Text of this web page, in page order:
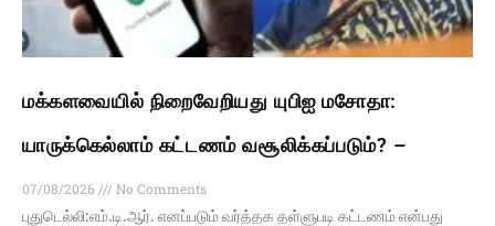
மக்களவையில் நிறைவேறியது யுபிஐ மசோதா:
யாருக்கெல்லாம் கட்டணம் வசூலிக்கப்படும்? –
07/08/2026
No Comments
புதுடெல்லி:எம்.டி.ஆர். எனப்படும் வர்த்தக தள்ளுபடி கட்டணம் என்பது